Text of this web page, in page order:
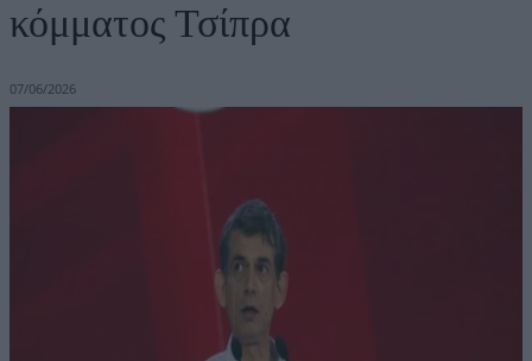
κόμματος Τσίπρα
07/06/2026